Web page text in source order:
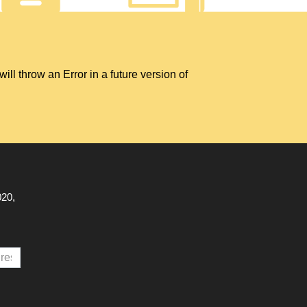
throw an Error in a future version of